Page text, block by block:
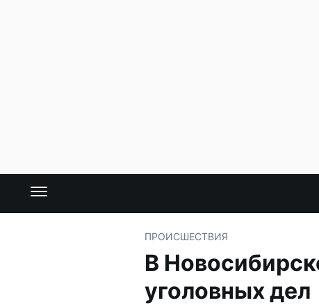
ПРОИСШЕСТВИЯ
В
уголовных дел